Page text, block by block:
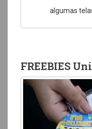
algumas
FREEBIES